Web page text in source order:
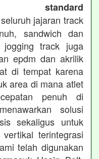
standard
jajaran track
sandwich dan
jogging track juga
epdm dan akrilik
di tempat karena
area di mana atlet
penuh di
solusi
sekaligus untuk
terintegrasi
telah digunakan